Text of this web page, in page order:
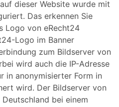
dieser Website wurde mit
Das erkennen Sie
Logo von eRecht24
Logo im Banner
zum Bildserver von
wird auch die IP-Adresse
in anonymisierter Form in
wird. Der Bildserver von
bei einem